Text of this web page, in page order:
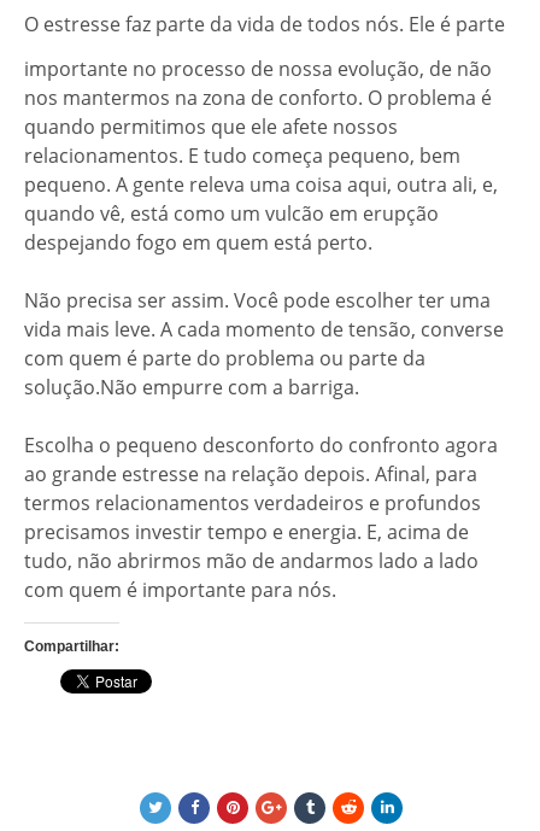
O estresse faz parte da vida de todos nós. Ele é parte
importante no processo de nossa evolução, de não
nos mantermos na zona de conforto. O problema é
quando permitimos que ele afete nossos
relacionamentos. E tudo começa pequeno, bem
pequeno. A gente releva uma coisa aqui, outra ali, e,
quando vê, está como um vulcão em erupção
despejando fogo em quem está perto.
Não precisa ser assim. Você pode escolher ter uma
vida mais leve. A cada momento de tensão, converse
com quem é parte do problema ou parte da
solução.Não empurre com a barriga.
Escolha o pequeno desconforto do confronto agora
ao grande estresse na relação depois. Afinal, para
termos relacionamentos verdadeiros e profundos
precisamos investir tempo e energia. E, acima de
tudo, não abrirmos mão de andarmos lado a lado
com quem é importante para nós.
Compartilhar: